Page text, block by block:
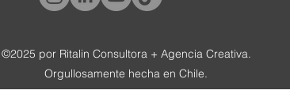
©2025 por Ritalin Consultora + Agencia Creativa.
Orgullosamente hecha en Chile.